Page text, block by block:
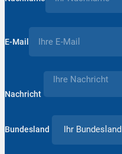
E-Mail
Nachricht
Bundesland